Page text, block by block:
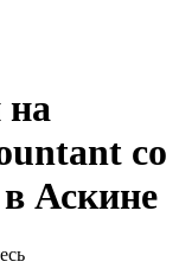
на
со
Аскине